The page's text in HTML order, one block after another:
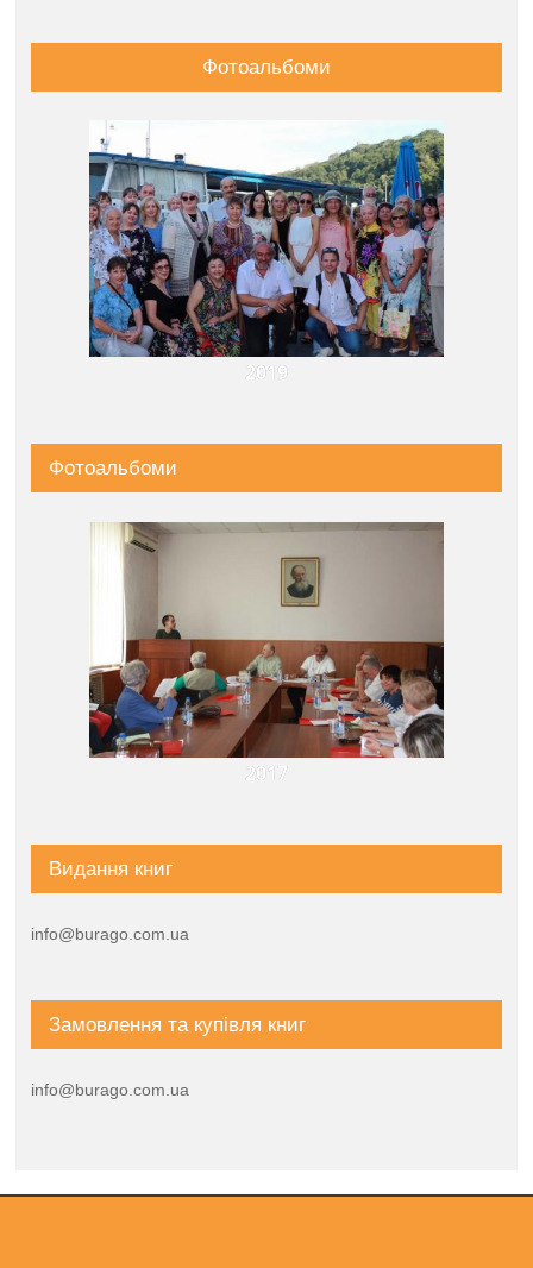
Фотоальбоми
2019
Фотоальбоми
2017
Видання книг
info@burago.com.ua
Замовлення та купівля книг
info@burago.com.ua